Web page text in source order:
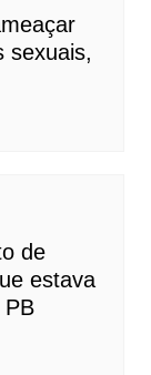
sexuais,
de
estava
PB